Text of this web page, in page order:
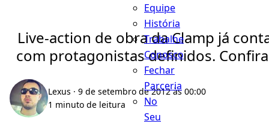
Equipe
História
Trabalhe
Conosco
Fechar
Parceria
No
Seu
Live-action de obra da Clamp já
com protagonistas definidos.
Lexus · 9 de setembro de 2012 às 00:00
1 minuto de leitura